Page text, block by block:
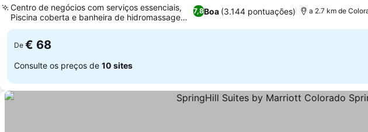
7,8Boa (3.144 pontuações)
Centro de negócios com serviços essenciais,
Piscina coberta e banheira de hidromassagem
relaxante
a 2.7 km de
De € 68
Consulte os preços de 10 sites